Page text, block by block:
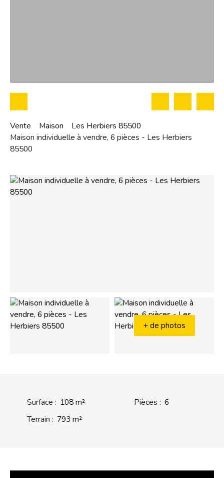
Vente Maison
Les Herbiers 85500
Maison individuelle à vendre, 6 pièces - Les Herbiers
85500
+ de photos
Surface : 108m² Pièces : 6
Terrain : 793 m²